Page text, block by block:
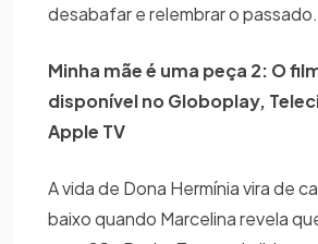
desabafar e relembrar o passado.
Minha mãe é uma peça 2: O
disponível no Globoplay,
Apple TV
A vida de Dona Hermínia vira de
baixo quando Marcelina revela